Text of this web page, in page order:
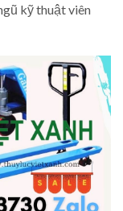
kỹ thuật viên